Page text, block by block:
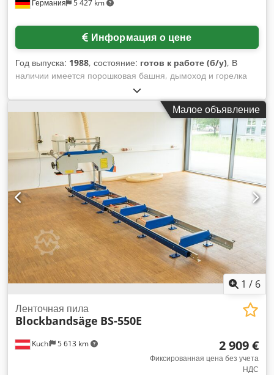
для нас. Мы также с удовольствием свободно выкупаем
новую машину. Позвоните мне, Марко Леверману, я с
удовольствием проконсультирую вас по данному
специализированная мастерская по обслуживанию
погрузчиков занимается ремонтом и восстановлением
крупной техники от 8 тонн. Мы также можем выставить
вашу технику на комиссионную продажу у себя.
Централизованная смазка = Central Lubrication Сдвижная
кабина = Movable cabin Полная кабина, кондиционер,
джойстик, Камера, дополнительное сиденье
Германия 5 427 km
Информация о цене
Год выпуска: 1988, состояние: готов к работе (б/у), В
наличии имеется порошковая башня, дымоход и горелка
для пищевой или молочной промышленности, особенно
для производства и сушки сухого молока или аналогичных
продуктов. 1) Сушилка порошка АПВ, тип II К, год
постройки: 1988, производительность по испарению воды:
1000 кг/ч, продукция: MPC 80/MPC 85/WPC 60/MCN 85.
Составные части системы порошковой башни: сушильная
башня, два сборника. циклоны с поворотными
конвейерами, питающий циклон, буферные резервуары,
подогреватель на входе лифта, гомогенизатор,
вибрационный фильтр, шкаф управления с Рамная
конструкция и две системы распылителей и форсунок. 2)
Стальной дымоход Футокер, год постройки: 2022, диаметр
1/2: 800мм/600мм, высота: 20500мм. 3) Горелка Weishaupt
WM-G20/3-A, год выпуска: 2014. Документация имеется.
Возможен выезд на объект. Dsdevmq Tiepfx Aniekr
Малое объявление
1 / 6
Kuchl 5 613 km
Ленточная пила
Blockbandsäge BS-550E
2 909 €
Фиксированная цена без учета
НДС